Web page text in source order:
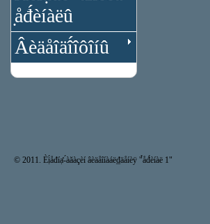
̣åđ́èíàëû
Âèäåîäî́îôîíû
© 2011. Èị́åđíạ̊-́àăàçèí âèäåîíàáë₫äåíèÿ "̉åđ́èíàë 1"